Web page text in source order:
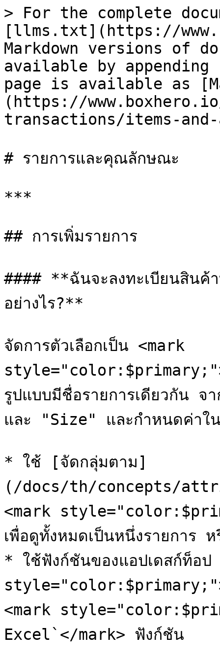
> For the complete
[llms.txt](https://
Markdown versions of
available by
page is available as
(https://
transactions/items-
# รายการและคุณลักษณะ
***
## การเพิ่มรายการ
#### **ฉันจะลงทะเบียนสินค้
อย่างไร?**
จัดการตัวเลือกเป็น <mark
รูปแบบมีชื่อรายการเดียวกัน
และ "Size" และกำหนดค่าใน
* ใช้ [จัดกลุ่มตาม]
(/docs/th/concepts/
<mark
เพื่อดูทั้งหมดเป็นหนึ่งรายการ ห
* ใช้ฟังก์ชันของแอปเดสก์ท็อป
<mark
Excel`</mark> ฟังก์ชัน